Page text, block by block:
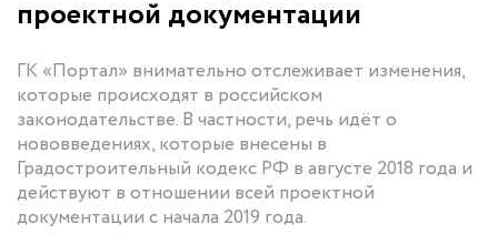
проектной документации
ГК «Портал» внимательно отслеживает изменения,
которые происходят в российском
законодательстве. В частности, речь идёт о
нововведениях, которые внесены в
Градостроительный кодекс РФ в августе 2018 года и
действуют в отношении всей проектной
документации с начала 2019 года.